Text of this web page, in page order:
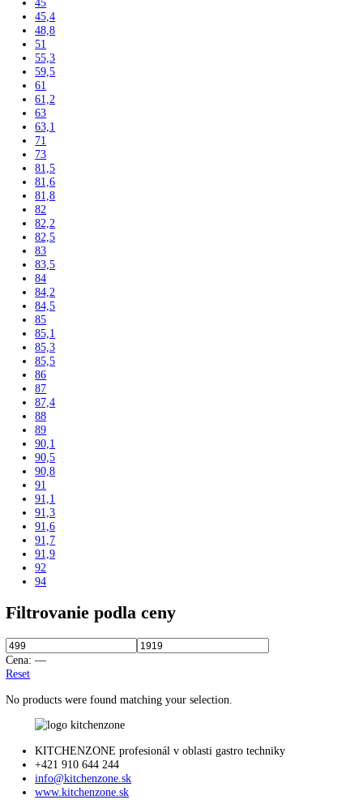
193,5
195
195,7
199
200
200,3
201
201,1
201,8
202
202,7
203
203,2
203,9
204
204,4
206
206,4
207,2
212
215
216
216,1
33
34
36
42
44,1
44,8
45
45,4
48,8
51
55,3
59,5
61
61,2
63
71
81,5
81,6
82,2
82,5
83
83,5
84
84,2
84,5